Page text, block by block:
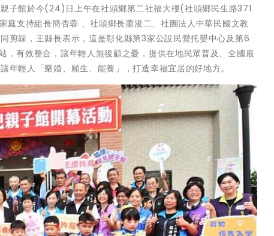
子館於今(24)日上午在社頭鄉第二社福大樓(社頭鄉民生路371
支持組長簡杏蓉 、社頭鄉長蕭浚二、社團法人中華民國文教
剪綵，王縣長表示，這是彰化縣第3家公設民營托嬰中心及第6
有效整合，讓年輕人無後顧之憂，提供在地民眾普及、全國最
輕人「樂婚、願生、能養」，打造幸福宜居的好地方。